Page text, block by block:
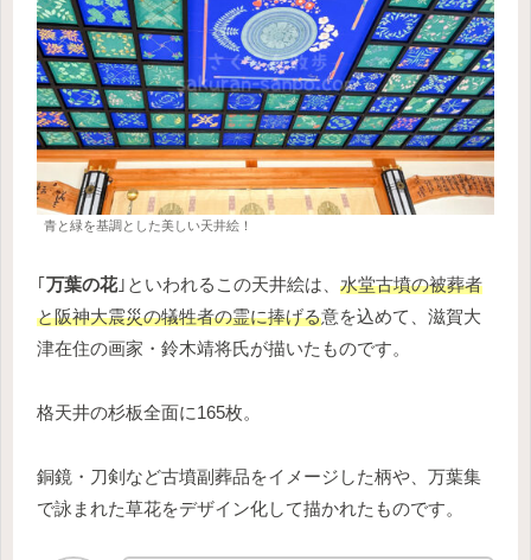
青と緑を基調とした美しい天井絵！
｢万葉の花｣といわれるこの天井絵は、 水堂古墳の被葬者
と阪神大震災の犠牲者の霊に捧げる意を込めて、滋賀大
津在住の画家・鈴木靖将氏が描いたものです。
格天井の杉板全面に165枚。
銅鏡・刀剣など古墳副葬品をイメージした柄や、万葉集
で詠まれた草花をデザイン化して描かれたものです。